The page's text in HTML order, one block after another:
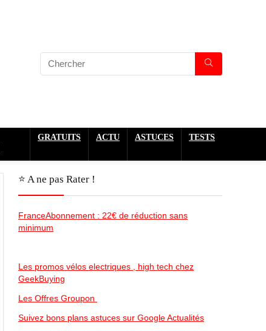
GRATUITS ACTU ASTUCES TESTS
⭐️ A ne pas Rater !
FranceAbonnement : 22€ de réduction sans
minimum
Les promos vélos electriques , high tech chez
GeekBuying
Les Offres Groupon
Suivez bons plans astuces sur Google Actualités